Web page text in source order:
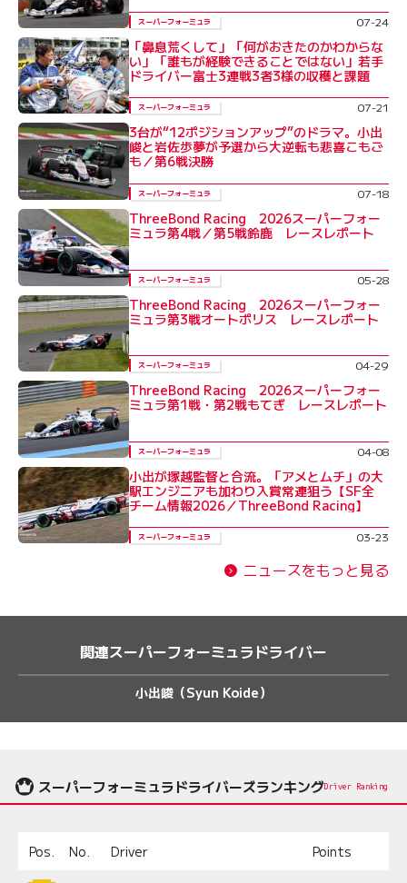
スーパーフォーミュラ 07-24
「鼻息荒くして」「何がおきたのかわからな
い」「誰もが経験できることではない」若手
ドライバー富士3連戦3者3様の収穫と課題
スーパーフォーミュラ 07-21
3台が“12ポジションアップ”のドラマ。小出
峻と岩佐歩夢が予選から大逆転も悲喜こもご
も／第6戦決勝
スーパーフォーミュラ 07-18
ThreeBond Racing 2026スーパーフォー
ミュラ第4戦／第5戦鈴鹿 レースレポート
スーパーフォーミュラ 05-28
ThreeBond Racing 2026スーパーフォー
ミュラ第3戦オートポリス レースレポート
スーパーフォーミュラ 04-29
ThreeBond Racing 2026スーパーフォー
ミュラ第1戦・第2戦もてぎ レースレポート
スーパーフォーミュラ 04-08
小出が塚越監督と合流。「アメとムチ」の大
駅エンジニアも加わり入賞常連狙う【SF全
チーム情報2026／ThreeBond Racing】
スーパーフォーミュラ 03-23
ニュースをもっと見る
関連スーパーフォーミュラドライバー
小出峻（Syun Koide）
スーパーフォーミュラドライバーズランキングDriver Ranking
Pos. No. Driver Points